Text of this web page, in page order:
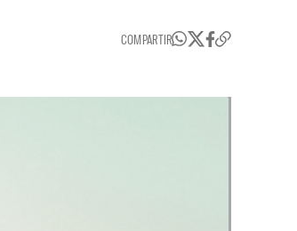
COMPARTIR